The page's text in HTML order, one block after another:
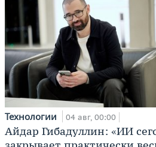
Технологии 04 авг, 00:00
Айдар Гибадуллин: «ИИ